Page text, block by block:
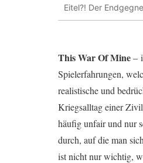
Eitel?! Der
This War Of Mine–
Spielerfahrungen,
realistische und
Kriegsalltag einer
häufig unfair und nur
durch, auf die man
ist nicht nur wichtig,